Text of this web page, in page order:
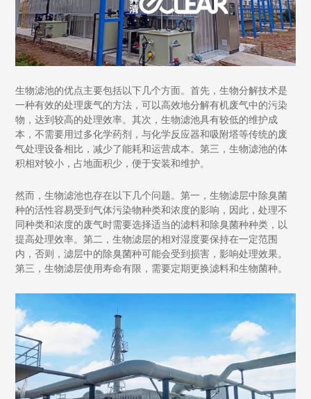
生物滤池的优点主要包括以下几个方面。首先，生物分解技术是
一种有效的处理废气的方法，可以高效地分解有机废气中的污染
物，达到较高的处理效率。其次，生物滤池具有较低的维护成
本，不需要用过多化学药剂，与化学反应器和吸附塔等传统的废
气处理设备相比，减少了能耗和运营成本。第三，生物滤池的体
积相对较小，占地面积少，便于安装和维护。
然而，生物滤池也存在以下几个问题。第一，生物滤层中除臭菌
种的活性容易受到气体污染物种类和浓度的影响，因此，处理不
同种类和浓度的废气时需要选择适当的滤料和除臭菌种种类，以
提高处理效率。第二，生物滤层的相对湿度要保持在一定范围
内，否则，滤层中的除臭菌种可能会受到损害，影响处理效果。
第三，生物滤层使用寿命有限，需要定期更换滤料和生物菌种。